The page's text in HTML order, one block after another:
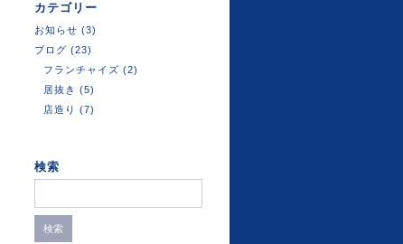
カテゴリー
お知らせ (3)
ブログ (23)
フランチャイズ (2)
居抜き (5)
店造り (7)
検索
索: